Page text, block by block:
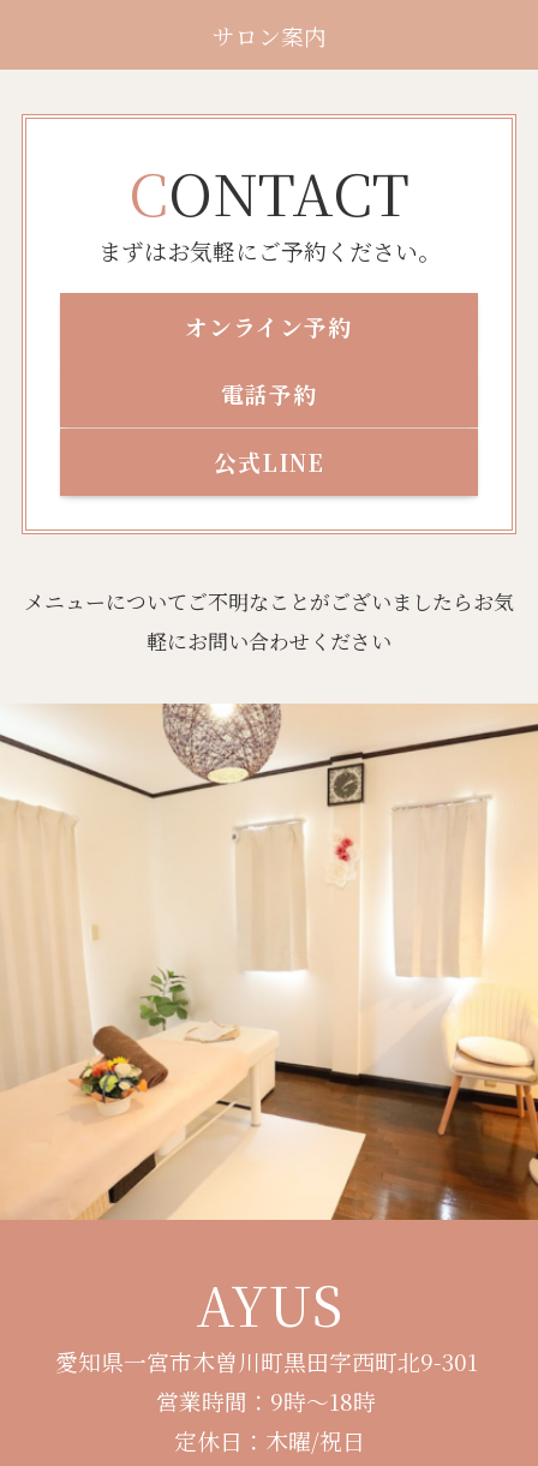
サロン案内
CONTACT
まずはお気軽にご予約ください。
オンライン予約
電話予約
公式LINE
メニューについてご不明なことがございましたらお気
軽にお問い合わせください
AYUS
愛知県一宮市木曽川町黒田字西町北9-301
営業時間：9時～18時
定休日：木曜/祝日